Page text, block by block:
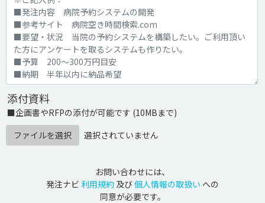
添付資料
■企画書やRFPの添付が可能です (10MBまで)
ファイルを選択
選択されていません
お問い合わせには、
発注ナビ 利用規約 及び個人情報の取扱い への
同意が必要です。